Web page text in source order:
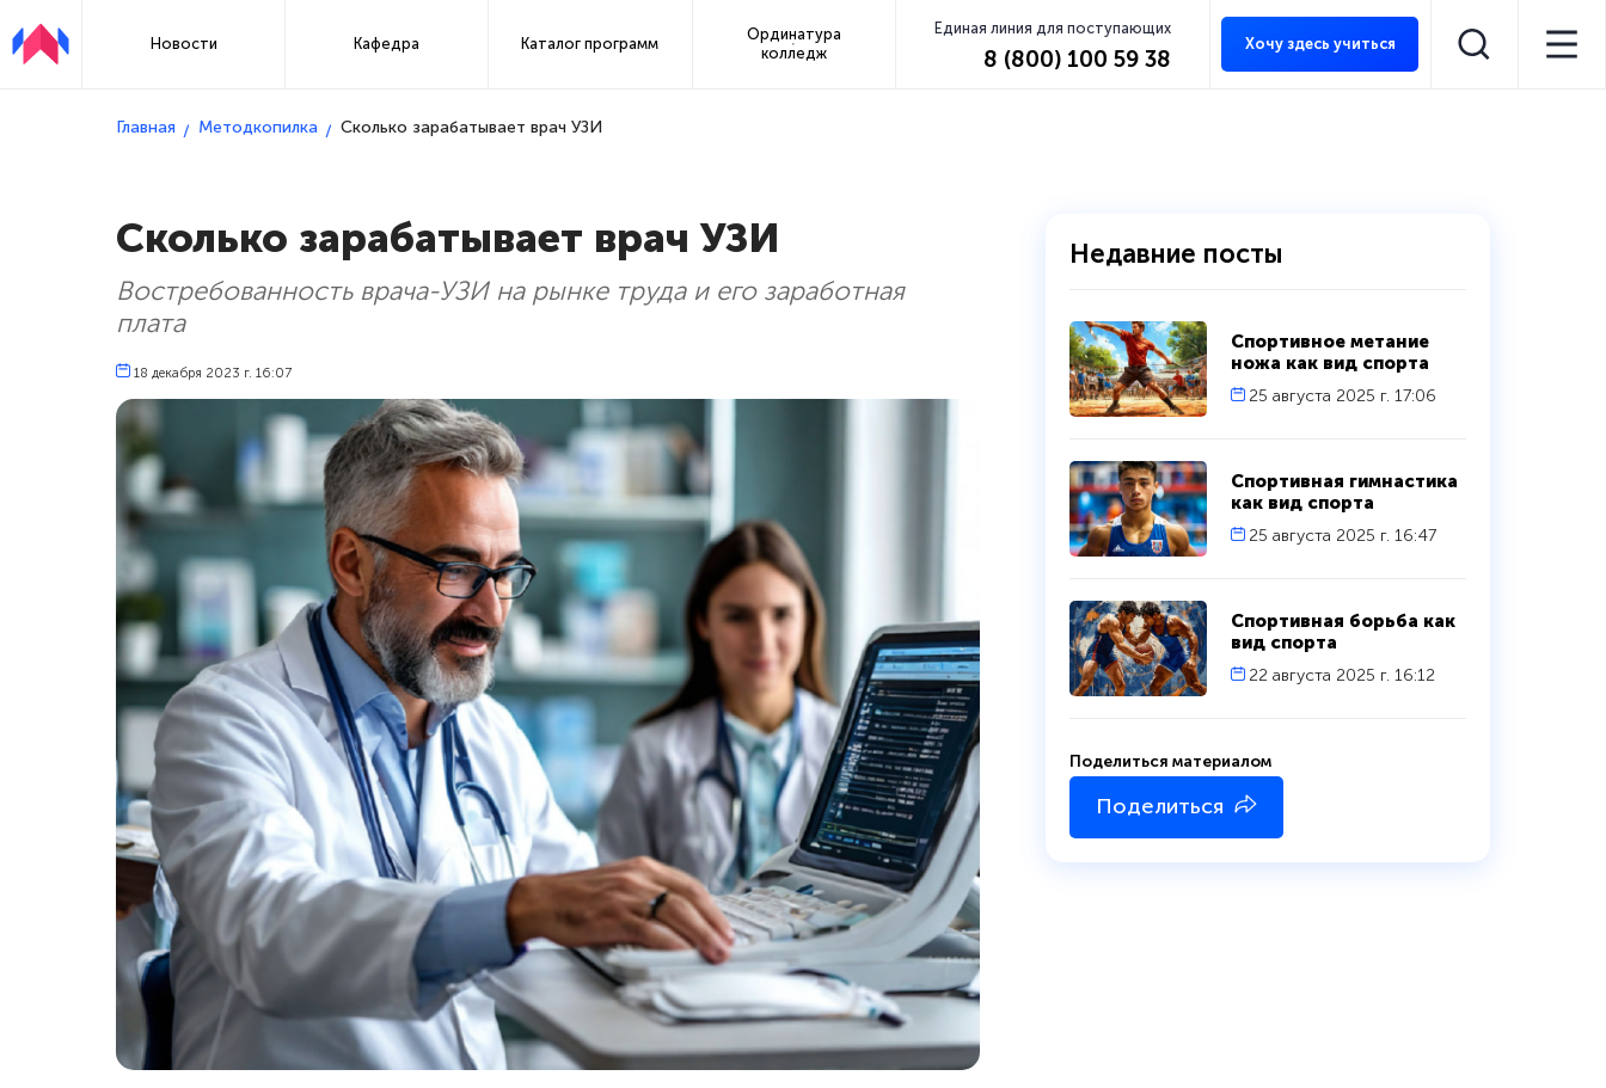
Новости Кафедра Каталог программ
Ординатура
колледж
Единая линия для поступающих
8 (800) 100 59 38
Хочу здесь учиться
Главная Методкопилка Сколько зарабатывает врач УЗИ
Сколько зарабатывает врач УЗИ
Востребованность врача-УЗИ на рынке труда и его заработная
плата
18 декабря 2023 г. 16:07
Недавние посты
Спортивное метание
ножа как вид спорта
25 августа 2025 г. 17:06
Спортивная гимнастика
как вид спорта
25 августа 2025 г. 16:47
Спортивная борьба как
вид спорта
22 августа 2025 г. 16:12
Поделиться материалом
Поделиться